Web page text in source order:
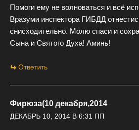
Помоги ему не волноваться и всё
Вразуми инспектора ГИБДД
снисходительно. Молю спаси и
Сына и Святого Духа! Аминь!
Ответить
Фирюза(10 декабря,2014
ДЕКАБРЬ 10, 2014 В 6:31 ПП